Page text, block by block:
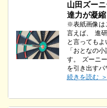
山田ズー
達力が凝縮
※表紙画像は
言えば、 進
と言っても
「おとなの
す。 ズーニ
を引き出す
続きを読む ＞